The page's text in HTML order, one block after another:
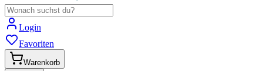
Login
Favoriten
Warenkorb